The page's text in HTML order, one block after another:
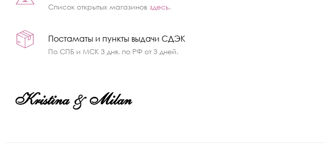
Список открытых магазиновздесь.
Постаматы и пункты выдачи СДЭК
По СПБ и МСК 3 дня, по РФ от 3 дней.